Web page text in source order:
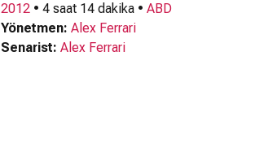
2012 • 4 saat 14 dakika • ABD
Yönetmen: Alex Ferrari
Senarist: Alex Ferrari